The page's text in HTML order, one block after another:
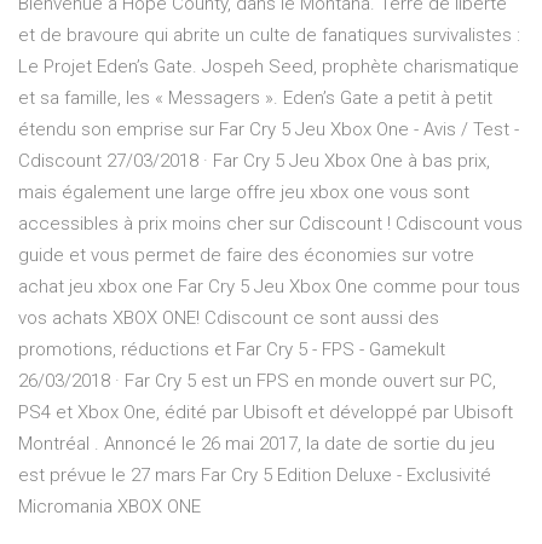
et de bravoure qui abrite un culte de fanatiques survivalistes :
Le Projet Eden’s Gate. Jospeh Seed, prophète charismatique
et sa famille, les « Messagers ». Eden’s Gate a petit à petit
étendu son emprise sur Far Cry 5 Jeu Xbox One - Avis / Test -
Cdiscount 27/03/2018 · Far Cry 5 Jeu Xbox One à bas prix,
mais également une large offre jeu xbox one vous sont
accessibles à prix moins cher sur Cdiscount ! Cdiscount vous
guide et vous permet de faire des économies sur votre
achat jeu xbox one Far Cry 5 Jeu Xbox One comme pour tous
vos achats XBOX ONE! Cdiscount ce sont aussi des
promotions, réductions et Far Cry 5 - FPS - Gamekult
26/03/2018 · Far Cry 5 est un FPS en monde ouvert sur PC,
PS4 et Xbox One, édité par Ubisoft et développé par Ubisoft
Montréal . Annoncé le 26 mai 2017, la date de sortie du jeu
est prévue le 27 mars Far Cry 5 Edition Deluxe - Exclusivité
Micromania XBOX ONE